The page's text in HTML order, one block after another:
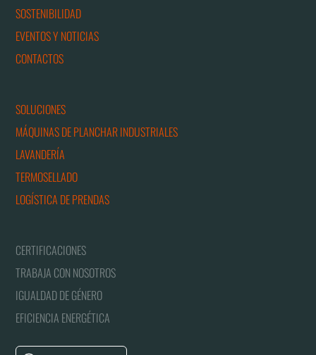
SOSTENIBILIDAD
EVENTOS Y NOTICIAS
CONTACTOS
SOLUCIONES
MÁQUINAS DE PLANCHAR INDUSTRIALES
LAVANDERÍA
TERMOSELLADO
LOGÍSTICA DE PRENDAS
CERTIFICACIONES
TRABAJA CON NOSOTROS
IGUALDAD DE GÉNERO
EFICIENCIA ENERGÉTICA